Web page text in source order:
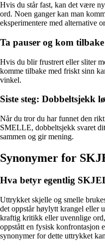
Hvis du står fast, kan det være
ord. Noen ganger kan man
eksperimentere med alternative
Ta pauser og kom tilbake
Hvis du blir frustrert eller sliter
komme tilbake med friskt sinn
vinkel.
Siste steg: Dobbeltsjekk
Når du tror du har funnet den
SMELLE, dobbeltsjekk svaret
sammen og gir mening.
Synonymer for
Hva betyr egentlig
Uttrykket skjelle og smelle
det oppstår høylytt krangel eller
kraftig kritikk eller uvennlige
oppstått en fysisk konfrontasjon
synonymer for dette uttrykket